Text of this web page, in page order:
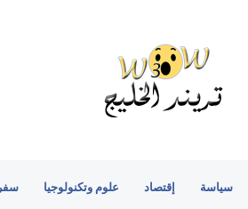
سياسة إقتصاد علوم وتكنولوجيا